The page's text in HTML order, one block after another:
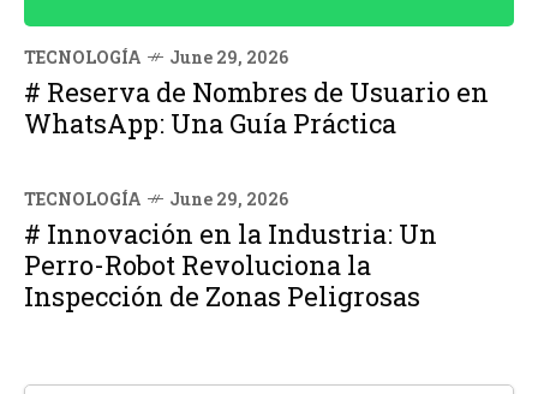
TECNOLOGÍA June 29, 2026
# Reserva de Nombres de Usuario en
WhatsApp: Una Guía Práctica
TECNOLOGÍA June 29, 2026
# Innovación en la Industria: Un
Perro-Robot Revoluciona la
Inspección de Zonas Peligrosas